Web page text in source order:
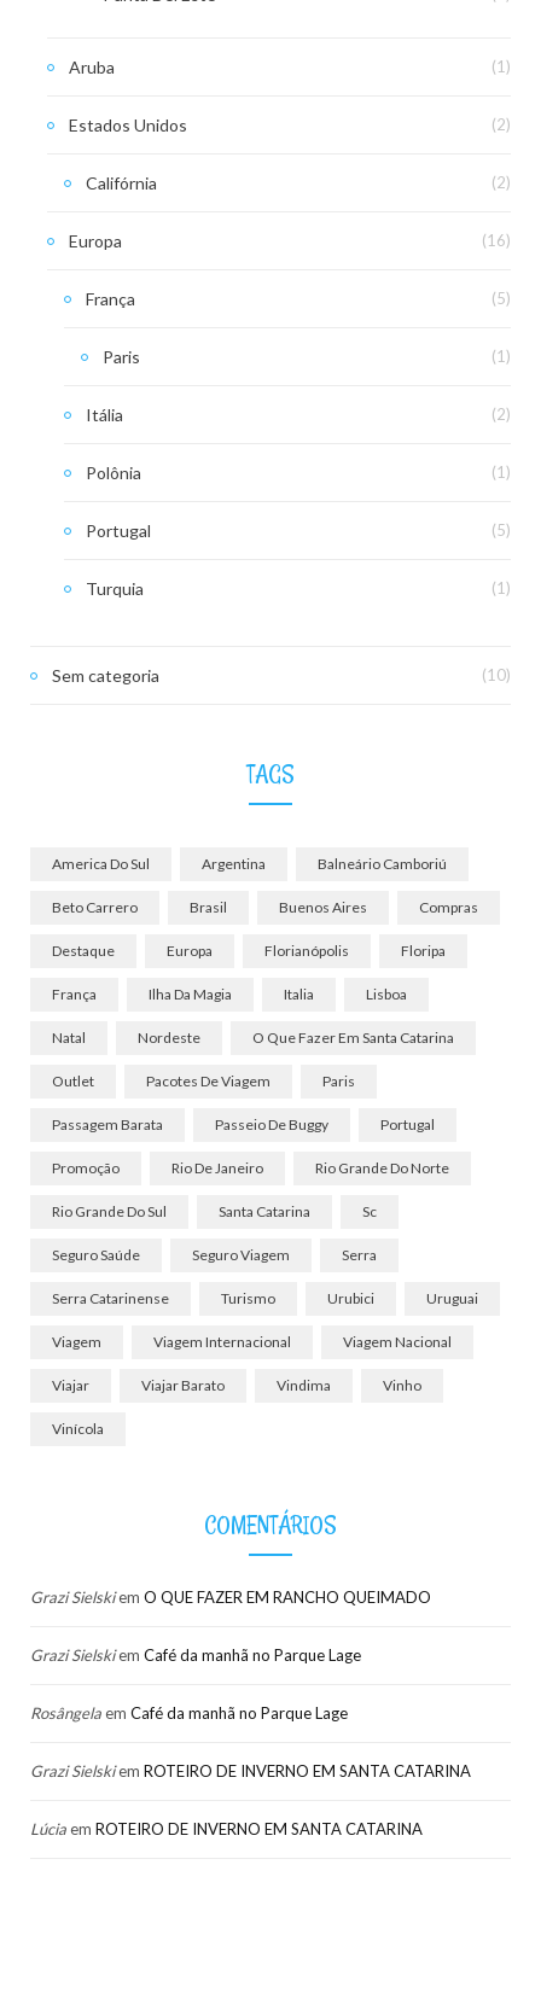
Aruba (1)
Estados Unidos (2)
Califórnia (2)
Europa (16)
França (5)
Paris (1)
Itália (2)
Polônia (1)
Portugal (5)
Turquia (1)
Sem categoria (10)
TAGS
America Do Sul Argentina Balneário Camboriú
Beto Carrero Brasil Buenos Aires Compras
Destaque Europa Florianópolis Floripa
França Ilha Da Magia Italia Lisboa
Natal Nordeste O Que Fazer Em Santa Catarina
Outlet Pacotes De Viagem Paris
Passagem Barata Passeio De Buggy Portugal
Promoção Rio De Janeiro Rio Grande Do Norte
Rio Grande Do Sul Santa Catarina Sc
Seguro Saúde Seguro Viagem Serra
Serra Catarinense Turismo Urubici Uruguai
Viagem Viagem Internacional Viagem Nacional
Viajar Viajar Barato Vindima Vinho
Vinícola
COMENTÁRIOS
Grazi Sielskiem O QUE FAZER EM RANCHO QUEIMADO
Grazi Sielskiem Café da manhã no Parque Lage
Rosângelaem Café da manhã no Parque Lage
Grazi Sielskiem ROTEIRO DE INVERNO EM SANTA CATARINA
Lúciaem ROTEIRO DE INVERNO EM SANTA CATARINA